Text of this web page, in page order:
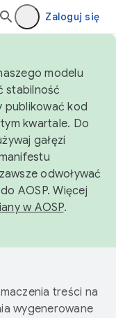
Zaloguj się
modelu
stabilność
publikować kod
kwartale. Do
gałęzi
odwoływać
AOSP. Więcej
w AOSP.
treści na
wygenerowane